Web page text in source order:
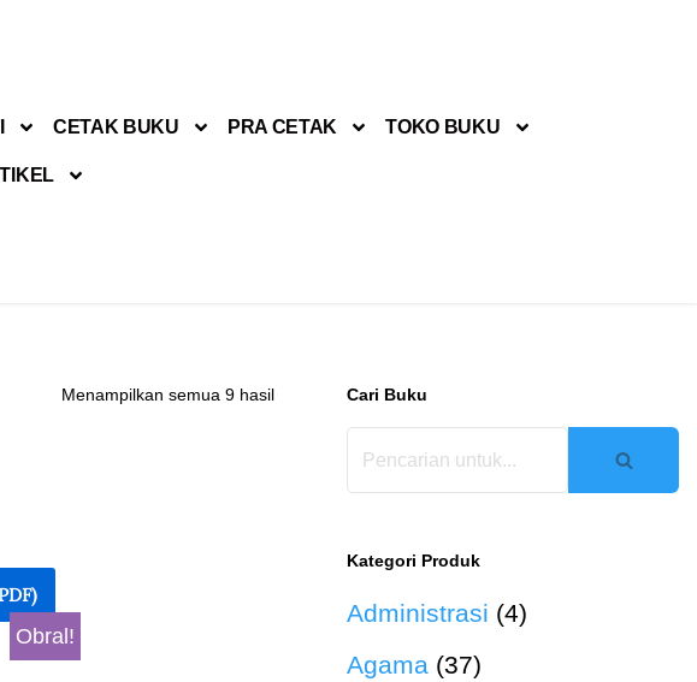
CETAK BUKU PRA CETAK TOKO BUKU
Menampilkan semua 9 hasil
Obral!
Cari Buku
Kategori Produk
Administrasi (4)
Agama (37)